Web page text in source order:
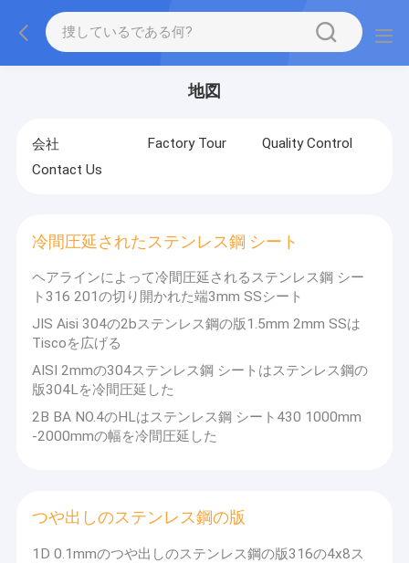
地図
会社 Factory Tour
Quality Control
Contact Us
冷間圧延されたステンレス鋼 シート
ヘアラインによって冷間圧延されるステンレス鋼 シー
ト316 201の切り開かれた端3mm SSシート
JIS Aisi 304の2bステンレス鋼の版1.5mm 2mm SSは
Tiscoを広げる
AISI 2mmの304ステンレス鋼 シートはステンレス鋼の
版304Lを冷間圧延した
2B BA NO.4のHLはステンレス鋼 シート430 1000mm
-2000mmの幅を冷間圧延した
つや出しのステンレス鋼の版
1D 0.1mmのつや出しのステンレス鋼の版316の4x8ス